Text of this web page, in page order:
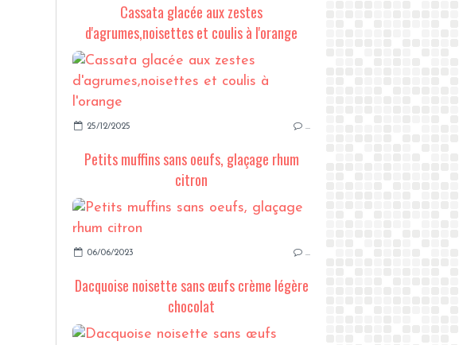
Cassata glacée aux zestes
d'agrumes,noisettes et coulis à l'orange
25/12/2025 …
Petits muffins sans oeufs, glaçage rhum
citron
06/06/2023 …
Dacquoise noisette sans œufs crème légère
chocolat